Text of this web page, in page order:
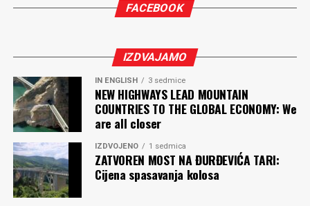
FACEBOOK
IZDVAJAMO
IN ENGLISH 3 sedmice
NEW HIGHWAYS LEAD MOUNTAIN
COUNTRIES TO THE GLOBAL ECONOMY: We
are all closer
IZDVOJENO 1 sedmica
ZATVOREN MOST NA ĐURĐEVIĆA TARI:
Cijena spasavanja kolosa